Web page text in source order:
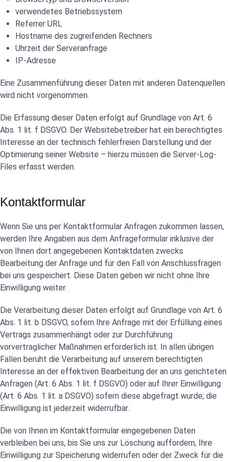
verwendetes Betriebssystem
Referrer URL
Hostname des zugreifenden Rechners
Uhrzeit der Serveranfrage
IP-Adresse
Eine Zusammenführung dieser Daten mit anderen Datenquellen
wird nicht vorgenommen.
Die Erfassung dieser Daten erfolgt auf Grundlage von Art. 6
Abs. 1 lit. f DSGVO. Der Websitebetreiber hat ein berechtigtes
Interesse an der technisch fehlerfreien Darstellung und der
Optimierung seiner Website – hierzu müssen die Server-Log-
Files erfasst werden.
Kontaktformular
Wenn Sie uns per Kontaktformular Anfragen zukommen lassen,
werden Ihre Angaben aus dem Anfrageformular inklusive der
von Ihnen dort angegebenen Kontaktdaten zwecks
Bearbeitung der Anfrage und für den Fall von Anschlussfragen
bei uns gespeichert. Diese Daten geben wir nicht ohne Ihre
Einwilligung weiter.
Die Verarbeitung dieser Daten erfolgt auf Grundlage von Art. 6
Abs. 1 lit. b DSGVO, sofern Ihre Anfrage mit der Erfüllung eines
Vertrags zusammenhängt oder zur Durchführung
vorvertraglicher Maßnahmen erforderlich ist. In allen übrigen
Fällen beruht die Verarbeitung auf unserem berechtigten
Interesse an der effektiven Bearbeitung der an uns gerichteten
Anfragen (Art. 6 Abs. 1 lit. f DSGVO) oder auf Ihrer Einwilligung
(Art. 6 Abs. 1 lit. a DSGVO) sofern diese abgefragt wurde; die
Einwilligung ist jederzeit widerrufbar.
Die von Ihnen im Kontaktformular eingegebenen Daten
verbleiben bei uns, bis Sie uns zur Löschung auffordern, Ihre
Einwilligung zur Speicherung widerrufen oder der Zweck für die